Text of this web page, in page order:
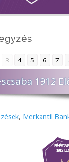
3 4 5 6 7
1912
, Merkantil